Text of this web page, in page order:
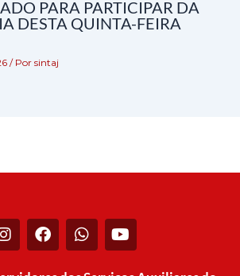
PARA PARTICIPAR DA
DESTA QUINTA-FEIRA
/ Por sintaj
I
n
F
a
W
h
Y
o